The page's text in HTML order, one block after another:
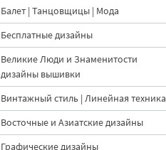
Балет | Танцовщицы | Мода
Бесплатные дизайны
Великие Люди и Знаменитости
дизайны вышивки
Винтажный стиль | Линейная техника
Восточные и Азиатские дизайны
Графические дизайны